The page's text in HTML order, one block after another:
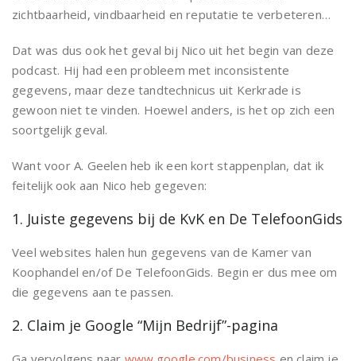
zichtbaarheid, vindbaarheid en reputatie te verbeteren…
Dat was dus ook het geval bij Nico uit het begin van deze
podcast. Hij had een probleem met inconsistente
gegevens, maar deze tandtechnicus uit Kerkrade is
gewoon niet te vinden. Hoewel anders, is het op zich een
soortgelijk geval.
Want voor A. Geelen heb ik een kort stappenplan, dat ik
feitelijk ook aan Nico heb gegeven:
1. Juiste gegevens bij de KvK en De TelefoonGids
Veel websites halen hun gegevens van de Kamer van
Koophandel en/of De TelefoonGids. Begin er dus mee om
die gegevens aan te passen.
2. Claim je Google “Mijn Bedrijf”-pagina